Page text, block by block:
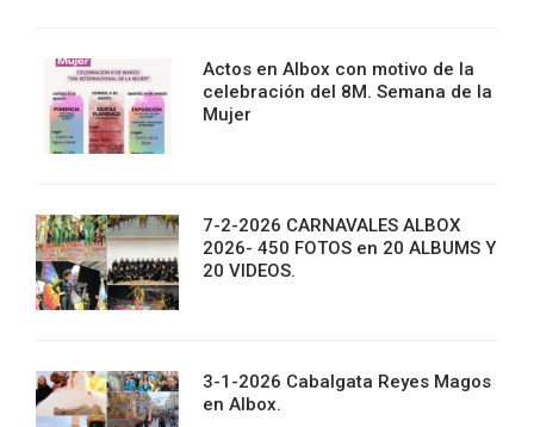
Actos en Albox con motivo de la
celebración del 8M. Semana de la
Mujer
7-2-2026 CARNAVALES ALBOX
2026- 450 FOTOS en 20 ALBUMS Y
20 VIDEOS.
3-1-2026 Cabalgata Reyes Magos
en Albox.